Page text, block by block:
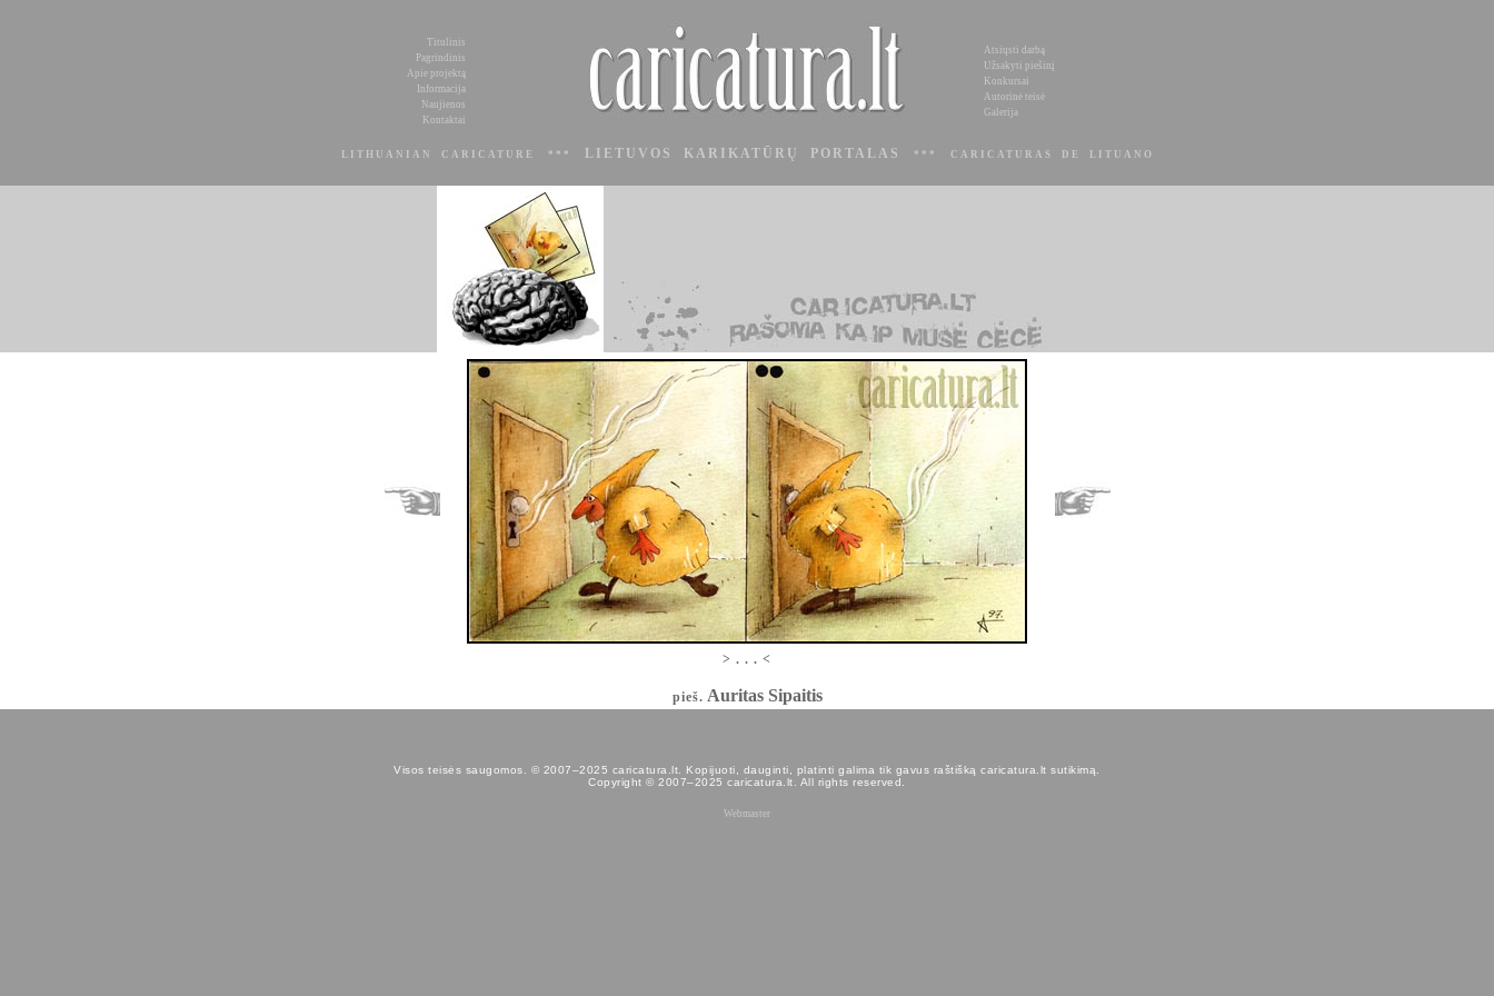
Titulinis
Pagrindinis
Apie projektą
Informacija
Naujienos
Kontaktai
Atsiųsti darbą
Užsakyti piešinį
Konkursai
Autorinė teisė
Galerija
LITHUANIAN CARICATURE *** LIETUVOS KARIKATŪRŲ PORTALAS *** CARICATURAS DE LITUANO
> . . . <
pieš. Auritas Sipaitis
Visos teisės saugomos. © 2007–2025 caricatura.lt. Kopijuoti, dauginti, platinti galima tik gavus raštišką caricatura.lt sutikimą.
Copyright © 2007–2025 caricatura.lt. All rights reserved.
Webmaster